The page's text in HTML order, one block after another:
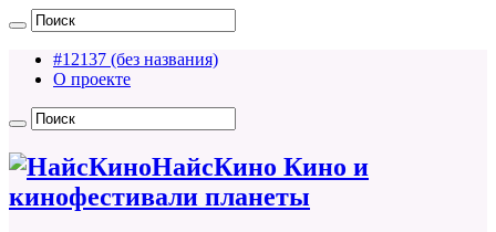
#12137 (без названия)
О проекте
НайсКино Кино и
кинофестивали планеты